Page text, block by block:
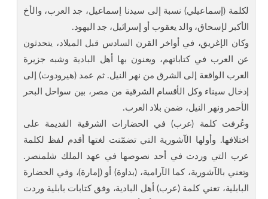
لكلمة (إسماعيلي) نسبة إلى سيدنا إسماعيل، جد العرب، والأخ
الأكبر لإسحاق، والد يعقوب أو إسرائيل، جد اليهود.
وكان الإغريق، في أواخر القرن السادس قبل الميلاد، يتحدثون
عن العرب في كتاباتهم، ويعنون بها أهل البادية وشبه جزيرة
العرب الواقعة إلى الشرق من نهر النيل. ثم عمد (هيرودوت) إلى
إدخال سيناء وكل الأقسام الشرقية من مصر، بين سواحل البحر
الأحمر ونهر النيل، ضمن بلاد العرب.
وعُرفت كلمة (عرب) في الحضارات الشرقية القديمة على
اختلافها. وأولها الآشورية التي تضمّنت لغتها أقدم لفظ لكلمة
عرب التي وردت في أحد نصوصها في عهد الملك شلمنصر.
وتعني بالآشورية، كما الآرامية، (بداوة) أو (إمارة)، وفي الحضارة
البابلية، تعني كلمة (عرب) أهل البادية، وفق كتابات بابلية وردت